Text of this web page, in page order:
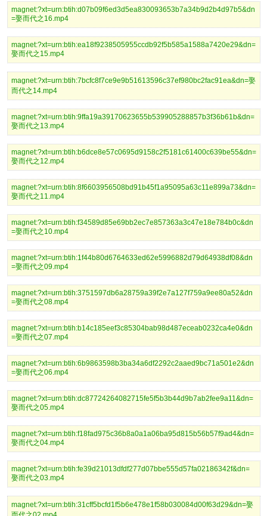
magnet:?xt=urn:btih:d07b09f6ed3d5ea830093653b7a34b9d2b4d97b5&dn
=娶而代之16.mp4
magnet:?xt=urn:btih:ea18f9238505955ccdb92f5b585a1588a7420e29&dn=
娶而代之15.mp4
magnet:?xt=urn:btih:7bcfc8f7ce9e9b51613596c37ef980bc2fac91ea&dn=娶
而代之14.mp4
magnet:?xt=urn:btih:9ffa19a39170623655b539905288857b3f36b61b&dn=
娶而代之13.mp4
magnet:?xt=urn:btih:b6dce8e57c0695d9158c2f5181c61400c639be55&dn=
娶而代之12.mp4
magnet:?xt=urn:btih:8f6603956508bd91b45f1a95095a63c11e899a73&dn=
娶而代之11.mp4
magnet:?xt=urn:btih:f34589d85e69bb2ec7e857363a3c47e18e784b0c&dn
=娶而代之10.mp4
magnet:?xt=urn:btih:1f44b80d6764633ed62e5996882d79d64938df08&dn
=娶而代之09.mp4
magnet:?xt=urn:btih:3751597db6a28759a39f2e7a127f759a9ee80a52&dn
=娶而代之08.mp4
magnet:?xt=urn:btih:b14c185eef3c85304bab98d487eceab0232ca4e0&dn
=娶而代之07.mp4
magnet:?xt=urn:btih:6b9863598b3ba34a6df2292c2aaed9bc71a501e2&dn
=娶而代之06.mp4
magnet:?xt=urn:btih:dc87724264082715fe5f5b3b44d9b7ab2fee9a11&dn=
娶而代之05.mp4
magnet:?xt=urn:btih:f18fad975c36b8a0a1a06ba95d815b56b57f9ad4&dn=
娶而代之04.mp4
magnet:?xt=urn:btih:fe39d21013dfdf277d07bbe555d57fa02186342f&dn=
娶而代之03.mp4
magnet:?xt=urn:btih:31cff5bcfd1f5b6e478e1f58b030084d00f63d29&dn=娶